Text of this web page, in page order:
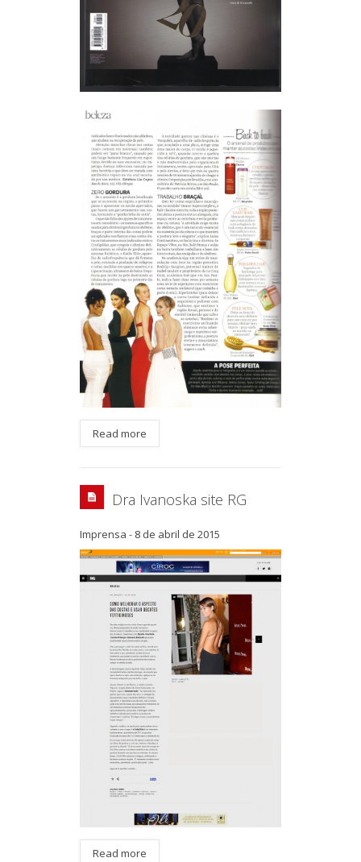
Read more
Dra Ivanoska site RG
Imprensa - 8 de abril de 2015
Read more